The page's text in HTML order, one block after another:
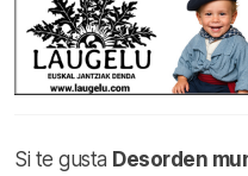
Si te gusta Desorden